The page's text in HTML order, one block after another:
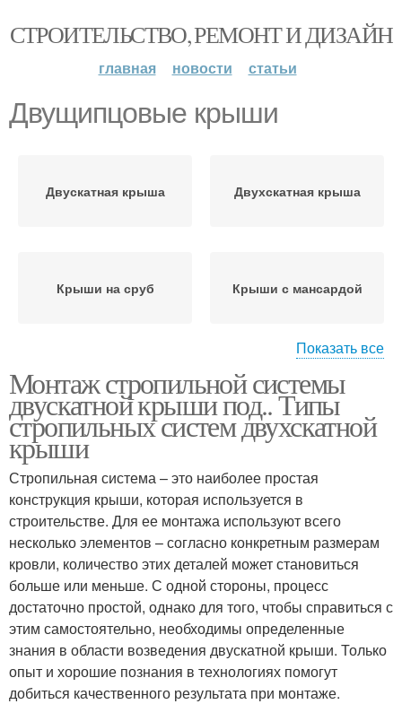
СТРОИТЕЛЬСТВО, РЕМОНТ И ДИЗАЙН
главная новости статьи
Двущипцовые крыши
Двускатная крыша Двухскатная крыша
Крыши на сруб Крыши с мансардой
Мансардная крыша
металлочерепицу
Вальмовая крыша
Показать все
Монтаж стропильной системы
двускатной крыши под.. Типы
стропильных систем двухскатной
крыши
Стропильная система – это наиболее простая
конструкция крыши, которая используется в
строительстве. Для ее монтажа используют всего
несколько элементов – согласно конкретным размерам
кровли, количество этих деталей может становиться
больше или меньше. С одной стороны, процесс
достаточно простой, однако для того, чтобы справиться с
этим самостоятельно, необходимы определенные
знания в области возведения двускатной крыши. Только
опыт и хорошие познания в технологиях помогут
добиться качественного результата при монтаже.